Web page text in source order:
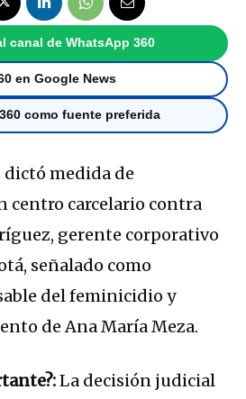
canal de WhatsApp 360
en Google News
como fuente preferida
dictó medida de
centro carcelario contra
gerente corporativo
señalado como
del feminicidio y
de Ana María Meza.
La decisión judicial